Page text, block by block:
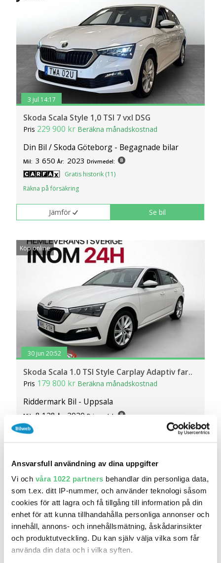
Ansvarsfull användning av dina uppgifter
Vi och våra 1022 partners behandlar din personliga data,
som t.ex. ditt IP-nummer, och använder teknologi såsom
cookies för att lagra och få tillgång till information på din
enhet för att kunna tillhandahålla personliga annonser och
innehåll, annons- och innehållsmätning, åskådarinsikter
och produktutveckling. Du kan själv välja vilka som får
använda din data och i vilka syften.
3 jul 14:17
Skoda Scala Style 1,0 TSI 7 vxl DSG
Pris 229 900 kr Beräkna månadskostnad
Din Bil / Skoda Göteborg - Begagnade bilar
Mil: 3 650 År: 2023 Drivmedel:
Gratis historik (11)
Räkna på försäkring
Jämför Se bil
Köp online
30 jun 20:52
Skoda Scala 1.0 TSI Style Carplay Adaptiv far..
Pris 179 800 kr Beräkna månadskostnad
Riddermark Bil - Uppsala
Mil: 8 128 År: 2020 Drivmedel:
Jämför Se bil